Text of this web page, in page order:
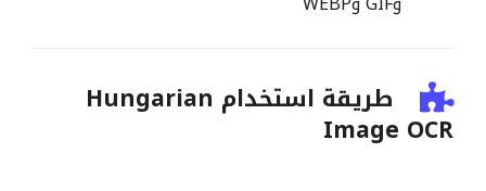
طريقة استخدام Hungarian
Image OCR